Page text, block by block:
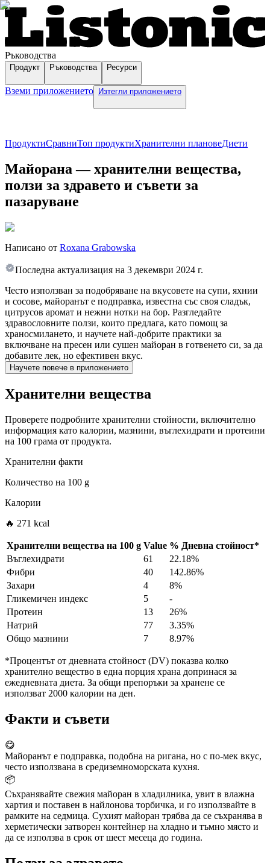
Ръководства
Продукт Ръководства Ресурси
Вземи приложението Изтегли приложението
ПродуктиСравниТоп продуктиХранителни плановеДиети
Майорана — хранителни вещества,
ползи за здравето и съвети за
пазаруване
Написано от Roxana Grabowska
Последна актуализация на 3 декември 2024 г.
Често използван за подобряване на вкусовете на супи, яхнии
и сосове, майоранът е подправка, известна със своя сладък,
цитрусов аромат и нежни нотки на бор. Разгледайте
здравословните ползи, които предлага, като помощ за
храносмилането, и научете най-добрите практики за
включване на пресен или сушен майоран в готвенето си, за да
добавите лек, но ефективен вкус.
Научете повече в приложението
Хранителни вещества
Проверете подробните хранителни стойности, включително
информация като калории, мазнини, въглехидрати и протеини
на 100 грама от продукта.
Хранителни факти
Количество на 100 g
Калории
🔥 271 kcal
Хранителни вещества на 100 g Value % Дневна стойност*
Въглехидрати
61
22.18%
Фибри
40
142.86%
Захари
4
8%
Гликемичен индекс
5
-
Протеин
13
26%
Натрий
77
3.35%
Общо мазнини
7 8.97%
*Процентът от дневната стойност (DV) показва колко
хранително вещество в една порция храна допринася за
ежедневната диета. За общи препоръки за хранене се
използват 2000 калории на ден.
Факти и съвети
😋
Майоранът е подправка, подобна на ригана, но с по-мек вкус,
често използвана в средиземноморската кухня.
📦
Съхранявайте свежия майоран в хладилника, увит в влажна
хартия и поставен в найлонова торбичка, и го използвайте в
рамките на седмица. Сухият майоран трябва да се съхранява в
херметически затворен контейнер на хладно и тъмно място и
да се използва в срок от шест месеца до година.